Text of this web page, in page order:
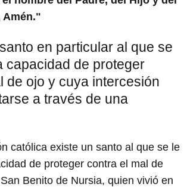
Amén."
en particular al que se
capacidad de proteger
de ojo y cuya intercesión
a través de una
católica existe un santo al que se le
de proteger contra el mal de
Benito de Nursia, quien vivió en